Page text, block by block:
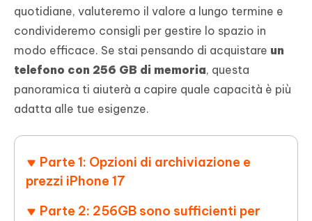
quotidiane, valuteremo il valore a lungo termine e
condivideremo consigli per gestire lo spazio in
modo efficace. Se stai pensando di acquistare un
telefono con 256 GB di memoria, questa
panoramica ti aiuterà a capire quale capacità è più
adatta alle tue esigenze.
Parte 1: Opzioni di archiviazione e
prezzi iPhone 17
Parte 2: 256GB sono sufficienti per